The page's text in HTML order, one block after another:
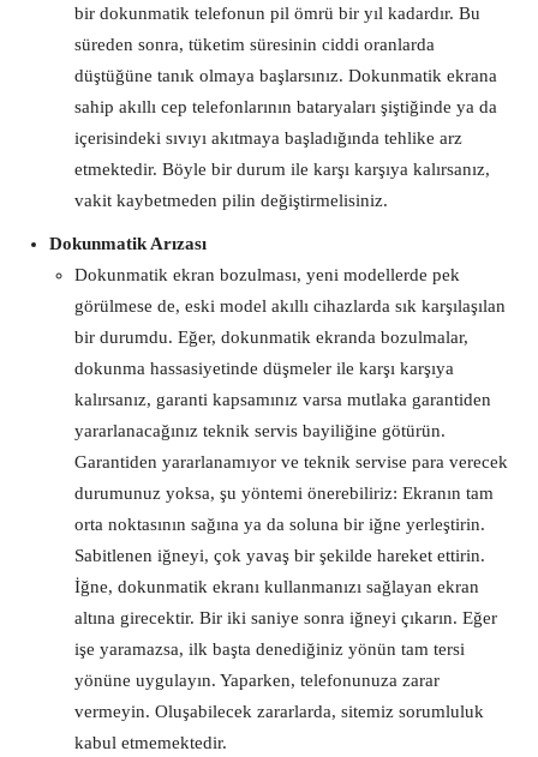
bir dokunmatik telefonun pil ömrü bir yıl kadardır. Bu
süreden sonra, tüketim süresinin ciddi oranlarda
düştüğüne tanık olmaya başlarsınız. Dokunmatik ekrana
sahip akıllı cep telefonlarının bataryaları şiştiğinde ya da
içerisindeki sıvıyı akıtmaya başladığında tehlike arz
etmektedir. Böyle bir durum ile karşı karşıya kalırsanız,
vakit kaybetmeden pilin değiştirmelisiniz.
Dokunmatik Arızası
Dokunmatik ekran bozulması, yeni modellerde pek
görülmese de, eski model akıllı cihazlarda sık karşılaşılan
bir durumdu. Eğer, dokunmatik ekranda bozulmalar,
dokunma hassasiyetinde düşmeler ile karşı karşıya
kalırsanız, garanti kapsamınız varsa mutlaka garantiden
yararlanacağınız teknik servis bayiliğine götürün.
Garantiden yararlanamıyor ve teknik servise para verecek
durumunuz yoksa, şu yöntemi önerebiliriz: Ekranın tam
orta noktasının sağına ya da soluna bir iğne yerleştirin.
Sabitlenen iğneyi, çok yavaş bir şekilde hareket ettirin.
İğne, dokunmatik ekranı kullanmanızı sağlayan ekran
altına girecektir. Bir iki saniye sonra iğneyi çıkarın. Eğer
işe yaramazsa, ilk başta denediğiniz yönün tam tersi
yönüne uygulayın. Yaparken, telefonunuza zarar
vermeyin. Oluşabilecek zararlarda, sitemiz sorumluluk
kabul etmemektedir.